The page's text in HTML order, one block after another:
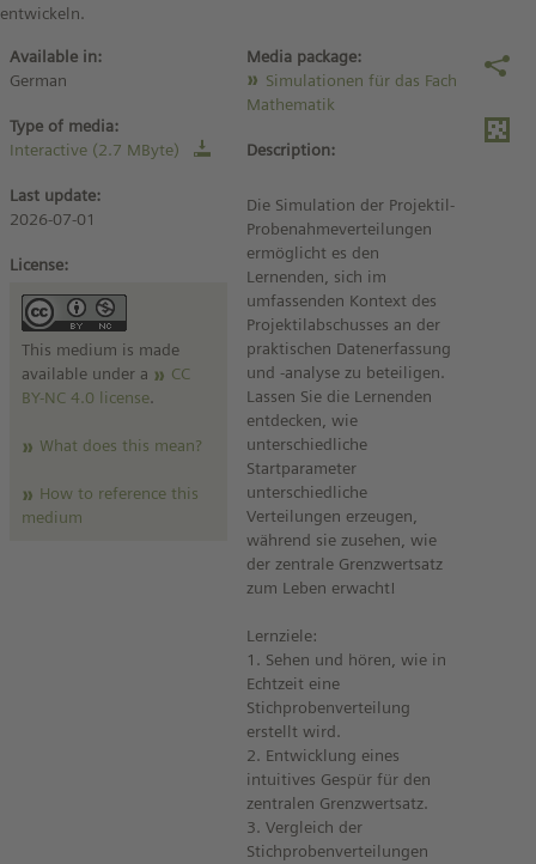
entwickeln.
Available in:
German
Type of media:
Interactive (2.7 MByte)
Last update:
2026-07-01
License:
This medium is made
available under a
CC
BY-NC 4.0 license.
What does this mean?
How to reference this
medium
Media package:
Simulationen für das Fach
Mathematik
Description:
Die Simulation der Projektil-
Probenahmeverteilungen
ermöglicht es den
Lernenden, sich im
umfassenden Kontext des
Projektilabschusses an der
praktischen Datenerfassung
und -analyse zu beteiligen.
Lassen Sie die Lernenden
entdecken, wie
unterschiedliche
Startparameter
unterschiedliche
Verteilungen erzeugen,
während sie zusehen, wie
der zentrale Grenzwertsatz
zum Leben erwacht!
Lernziele:
1. Sehen und hören, wie in
Echtzeit eine
Stichprobenverteilung
erstellt wird.
2. Entwicklung eines
intuitives Gespür für den
zentralen Grenzwertsatz.
3. Vergleich der
Stichprobenverteilungen